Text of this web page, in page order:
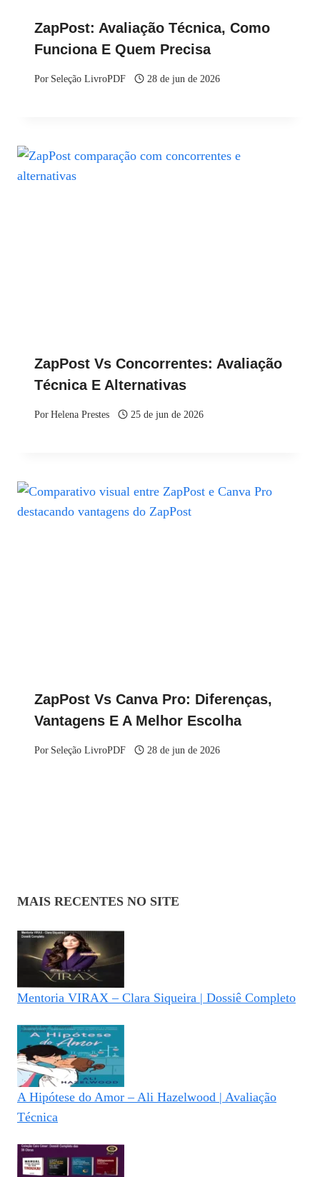
ZapPost: Avaliação Técnica, Como
Funciona E Quem Precisa
Por Seleção LivroPDF 28 de jun de 2026
ZapPost Vs Concorrentes: Avaliação
Técnica E Alternativas
PorHelena Prestes 25 de jun de 2026
ZapPost Vs Canva Pro: Diferenças,
Vantagens E A Melhor Escolha
Por Seleção LivroPDF 28 de jun de 2026
MAIS RECENTES NO SITE
Mentoria VIRAX – Clara Siqueira | Dossiê Completo
A Hipótese do Amor – Ali Hazelwood | Avaliação
Técnica